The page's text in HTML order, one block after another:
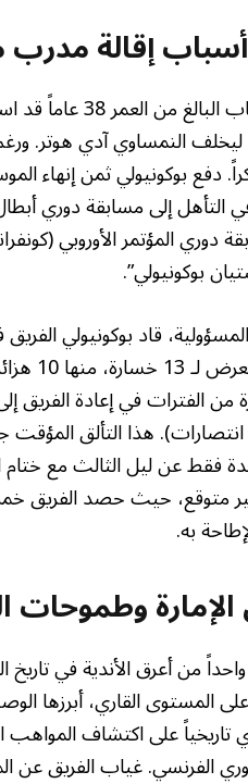
إقالة مدرب
كان المدرب
دفع بوكونيولي ثمن
في التأهل إلى مسابقة دوري
دوري المؤتمر الأوروبي
بوكونيولي”.
من الفترات في إعادة
فقط عن ليل الثالث مع ختام
غير متوقع، حيث حصد الفريق
به.
الإمارة
من أعرق الأندية في
تاريخياً على اكتشاف المواهب
الفرنسي. غياب الفريق عن